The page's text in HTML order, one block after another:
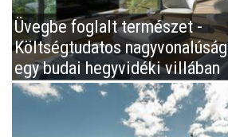
Üvegbe foglalt természet -
Költségtudatos nagyvonalúság
egy budai hegyvidéki villában